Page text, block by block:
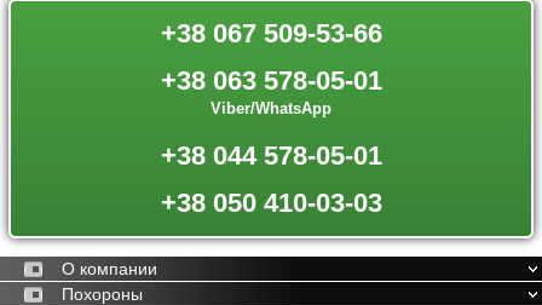
+38 067 509-53-66
+38 063 578-05-01
Viber/WhatsApp
+38 044 578-05-01
+38 050 410-03-03
О компании
Похороны